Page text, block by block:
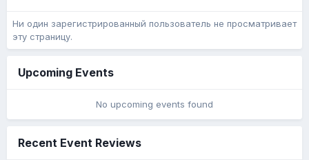
Ни один зарегистрированный пользователь не просматривает
эту страницу.
Upcoming Events
No upcoming events found
Recent Event Reviews